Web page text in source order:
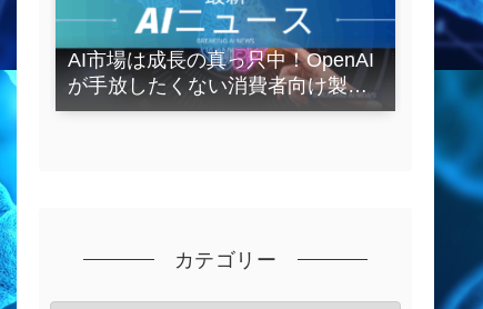
AI市場は成長の真っ只中！OpenAI
が手放したくない消費者向け製品
とは？
カテゴリー